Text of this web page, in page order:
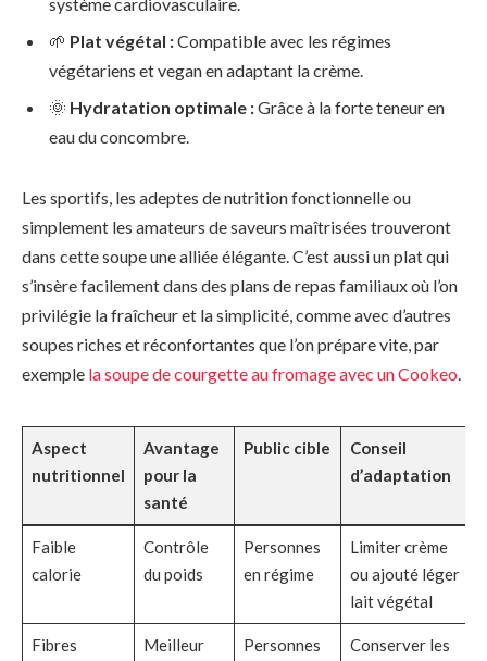
🌱 Plat végétal :Compatible avec les régimes
végétariens et vegan en adaptant la crème.
🌞 Hydratation optimale :Grâce à la forte teneur en
eau du concombre.
Les sportifs, les adeptes de nutrition fonctionnelle ou
simplement les amateurs de saveurs maîtrisées trouveront
dans cette soupe une alliée élégante. C’est aussi un plat qui
s’insère facilement dans des plans de repas familiaux où l’on
privilégie la fraîcheur et la simplicité, comme avec d’autres
soupes riches et réconfortantes que l’on prépare vite, par
exemple la soupe de courgette au fromage avec un Cookeo
Aspect
nutritionnel
Avantage
pour la
santé
Public cible
Conseil
d’adaptation
Faible
calorie
Contrôle
du poids
Personnes
en régime
Limiter crème
ou ajouté léger
lait végétal
Fibres Meilleur Personnes Conserver les